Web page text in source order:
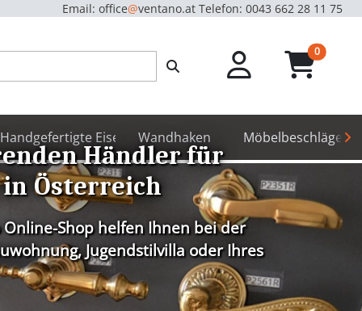
Email: office@ventano.at Telefon: 0043 662 28 11 75
0unread
Handgefertigte Eisenbeschläge
Wandhaken Möbelbeschläge
Händler für
Österreich
Shop helfen Ihnen bei der
Jugendstilvilla oder Ihres